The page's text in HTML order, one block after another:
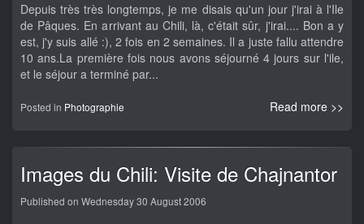
Depuis très très longtemps, je me disais qu'un jour j'irai à l'Ile
de Pâques. En arrivant au Chili, là, c'était sûr, j'irai.... Bon a y
est, j'y suis allé :), 2 fois en 2 semaines. Il a juste fallu attendre
10 ans.La première fois nous avons séjourné 4 jours sur l'ile,
et le séjour a terminé par...
Read more >>
Posted in Photographie
Images du Chili: Visite de Chajnantor
Published on Wednesday 30 August 2006